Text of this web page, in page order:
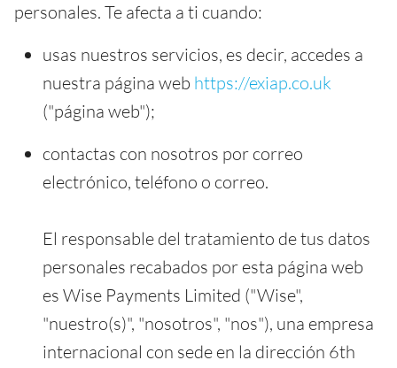
personales. Te afecta a ti cuando:
usas nuestros servicios, es decir, accedes a
nuestra página web https://exiap.co.uk
("página web");
contactas con nosotros por correo
electrónico, teléfono o correo.
El responsable del tratamiento de tus datos
personales recabados por esta página web
es Wise Payments Limited ("Wise",
"nuestro(s)", "nosotros", "nos"), una empresa
internacional con sede en la dirección 6th